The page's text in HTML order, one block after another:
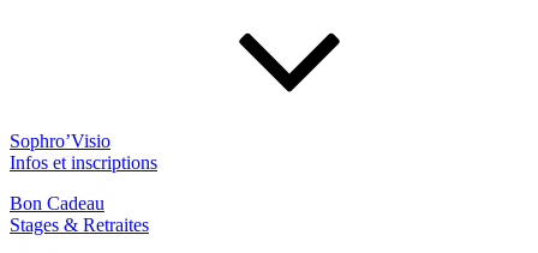
Sophro’Visio
Infos et inscriptions
Bon Cadeau
Stages & Retraites